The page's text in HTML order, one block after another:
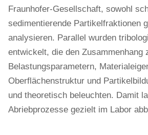
Fraunhofer-Gesellschaft, sowohl
sedimentierende Partikelfraktionen
analysieren. Parallel wurden
entwickelt, die den Zusammenhang
Belastungsparametern,
Oberflächenstruktur und
und theoretisch beleuchten. Damit
Abriebprozesse gezielt im Labor